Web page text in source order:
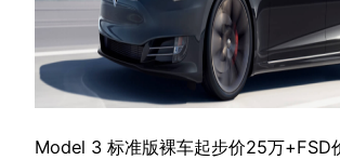
Model 3 标准版裸车起步价25万+FSD